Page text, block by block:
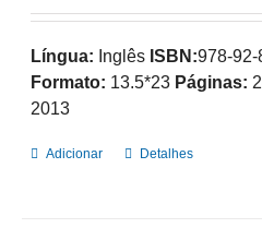
Língua: Inglês ISBN:978-92-
Formato: 13.5*23 Páginas:
2013
Adicionar Detalhes